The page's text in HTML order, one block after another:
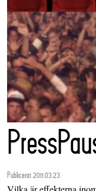
Publicerat 2011.03.23